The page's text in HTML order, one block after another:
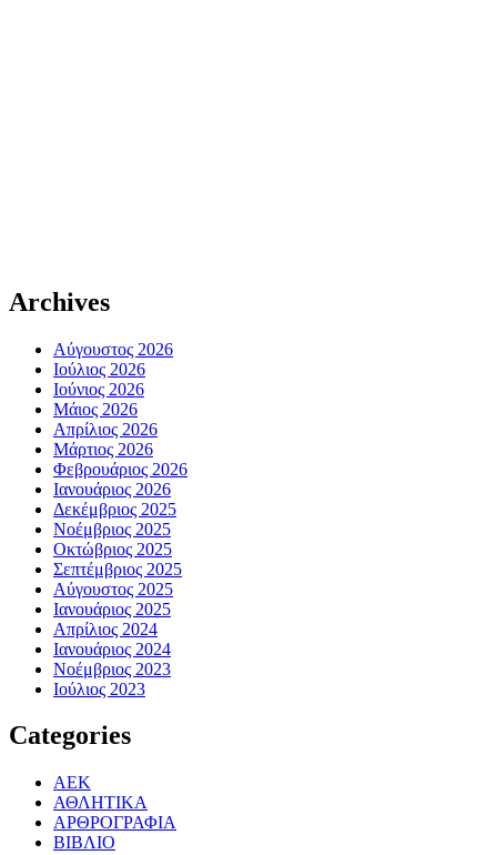
Archives
Αύγουστος 2026
Ιούλιος 2026
Ιούνιος 2026
Μάιος 2026
Απρίλιος 2026
Μάρτιος 2026
Φεβρουάριος 2026
Ιανουάριος 2026
Δεκέμβριος 2025
Νοέμβριος 2025
Οκτώβριος 2025
Σεπτέμβριος 2025
Αύγουστος 2025
Ιανουάριος 2025
Απρίλιος 2024
Ιανουάριος 2024
Νοέμβριος 2023
Ιούλιος 2023
Categories
ΑΕΚ
ΑΘΛΗΤΙΚΑ
ΑΡΘΡΟΓΡΑΦΙΑ
ΒΙΒΛΙΟ